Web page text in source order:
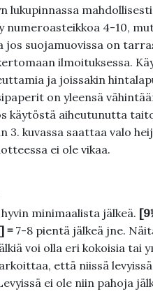
lukupinnassa
numeroasteikkoa 4-10,
jos suojamuovissa on
ilmoituksessa.
ja joissakin
on yleensä
käytöstä aiheutunutta
3. kuvassa saattaa valo
ei ole vikaa.
hyvin minimaalista jälkeä.
= 7-8 pientä jälkeä jne.
voi olla eri kokoisia tai
että niissä
ei ole niin pahoja